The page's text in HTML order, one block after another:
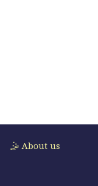
🤹 About us